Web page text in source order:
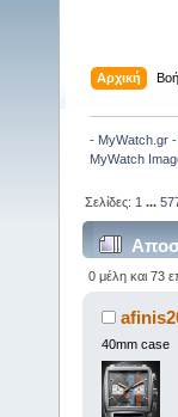
Αρχική
- MyWatch.gr
MyWatch
Σελίδες: 1 ...
0 μέλη και 73
40mm case